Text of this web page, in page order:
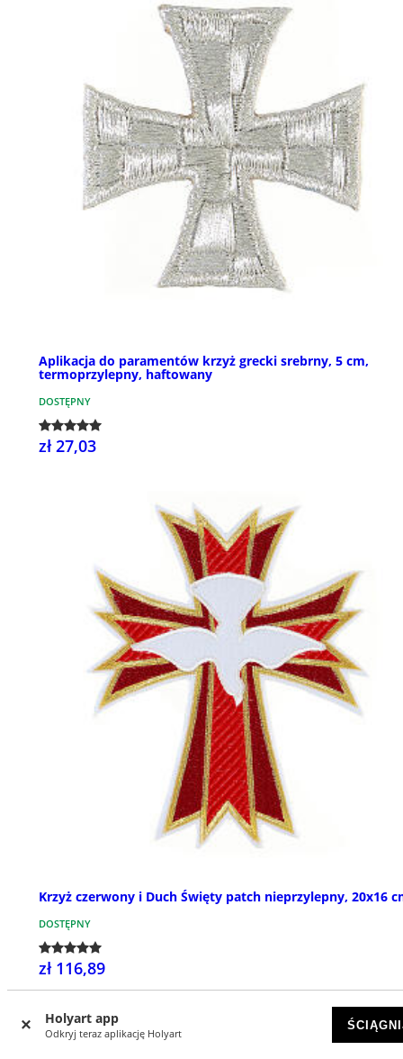
Holyart app
Odkryj teraz aplikację Holyart
Aplikacja do paramentów krzyż grecki srebrny, 5 cm,
termoprzylepny, haftowany
DOSTĘPNY
zł 27,03
Krzyż czerwony i Duch Święty patch nieprzylepny, 20x16
DOSTĘPNY
zł 116,89